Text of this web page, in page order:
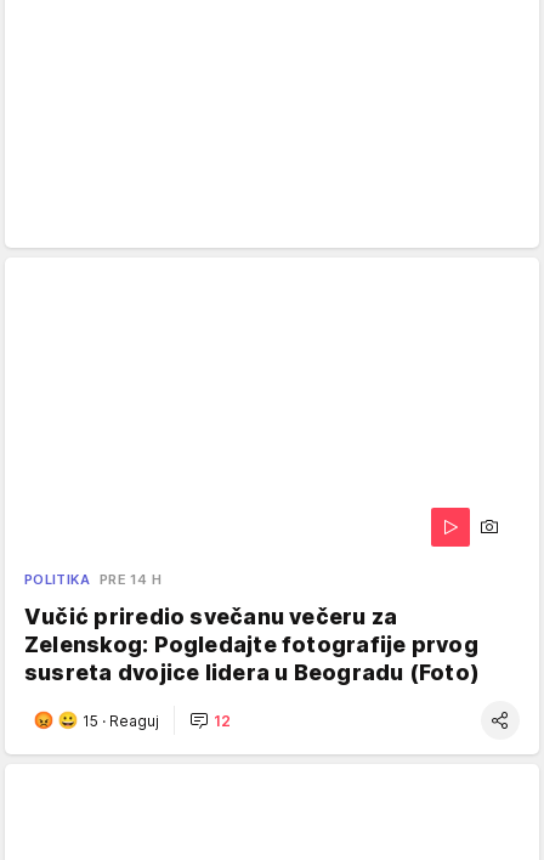
POLITIKA PRE 14 H
Vučić priredio svečanu večeru za
Zelenskog: Pogledajte fotografije prvog
susreta dvojice lidera u Beogradu (Foto)
15 · Reaguj 12